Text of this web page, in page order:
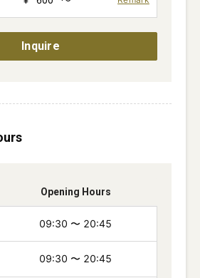
Inquire
Opening Hours
09:30 〜 20:45
09:30 〜 20:45